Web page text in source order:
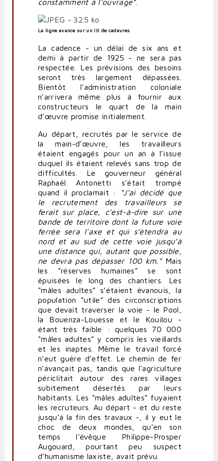
constamment à l’ouvrage”.
La ligne avance sur un lit de cadavres
La cadence - un délai de six ans et
demi à partir de 1925 - ne sera pas
respectée. Les prévisions des besoins
seront très largement dépassées.
Bientôt l’administration coloniale
n’arrivera même plus à fournir aux
constructeurs le quart de la main
d’œuvre promise initialement.
Au départ, recrutés par le service de
la main-d’œuvre, les travailleurs
étaient engagés pour un an à l’issue
duquel ils étaient relevés sans trop de
difficultés. Le gouverneur général
Raphaël Antonetti s’était trompé
quand il proclamait :
“J’ai décidé que
le recrutement des travailleurs se
ferait sur place, c’est-à-dire sur une
bande de territoire dont la future voie
ferrée sera l’axe et qui s’étendra au
nord et au sud de cette voie jusqu’à
une distance qui, autant que possible,
ne devra pas dépasser 100 km.”Mais
les “réserves humaines” se sont
épuisées le long des chantiers. Les
“mâles adultes” s’étaient évanouis, la
population “utile” des circonscriptions
que devait traverser la voie - le Pool,
la Bouenza-Louesse et le Kouilou -
étant très faible : quelques 70 000
“mâles adultes” y compris les vieillards
et les inaptes. Même le travail forcé
n’eut guère d’effet. Le chemin de fer
n’avançait pas, tandis que l’agriculture
périclitait autour des rares villages
subitement désertés par leurs
habitants. Les “mâles adultes” fuyaient
les recruteurs. Au départ - et du reste
jusqu’à la fin des travaux -, il y eut le
choc de deux mondes, qu’en son
temps l’évêque Philippe-Prosper
Augouard, pourtant peu suspect
d’humanisme laxiste, avait prévu.